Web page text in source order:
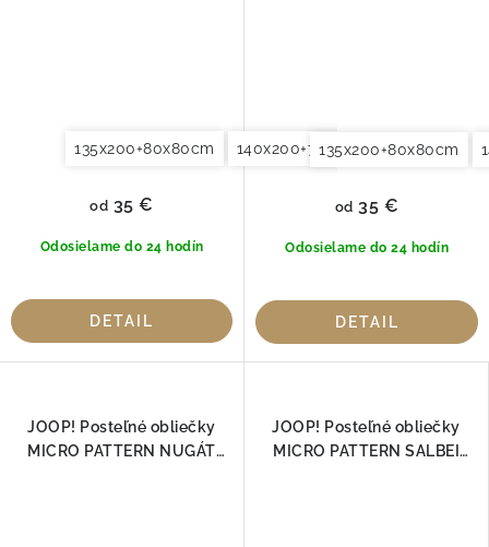
135x200+80x80cm 140x200+70x90cm
Odosielame do 24 hodín
od 35 €
DETAIL
135x200+80x80cm
Odosielame do 24 hodín
od 35 €
DETAIL
JOOP! Posteľné obliečky
MICRO PATTERN NUGÁT
JOOP! Posteľné obliečky
MICRO PATTERN SALBEI